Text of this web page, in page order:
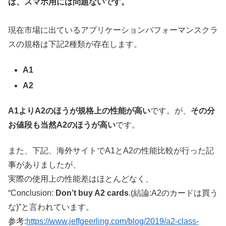
ば、スマホ用には問題ないです。
現在市場に出ているアプリケーションパフォーマンスクラ
スの規格は下記2種類が存在します。
A1
A2
A1よりA2のほうが規格上の性能が高いです。が、 その分
お値段も当然A2のほうが高いです。
また、下記、海外サイトでA1とA2の性能比較が行った記
事がありましたが、
実際の使用上の性能差はほとんどなく、
“Conclusion: Don’t buy A2 cards.(結論:A2のカードは買う
な)”と言われています。
参考:https://www.jeffgeerling.com/blog/2019/a2-class-